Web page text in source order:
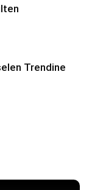
Trendine